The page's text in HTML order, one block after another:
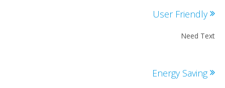
User
Need
Energy